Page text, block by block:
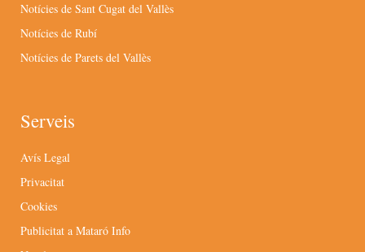
Notícies de Sant Cugat del Vallès
Notícies de Rubí
Notícies de Parets del Vallès
Serveis
Avís Legal
Privacitat
Cookies
Publicitat a Mataró Info